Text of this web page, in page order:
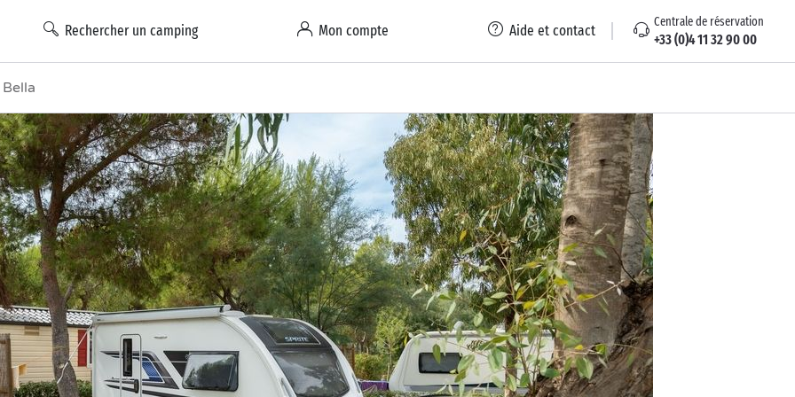
Rechercher un camping Mon compte Aide et contact Centrale de réservation
+33 (0)4 11 32 90 00